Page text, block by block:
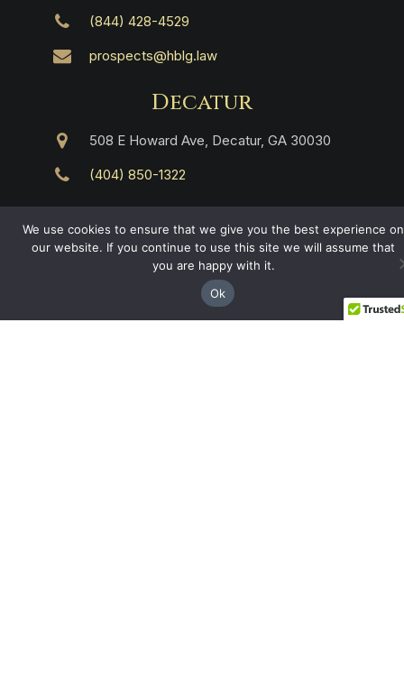
(844) 428-4529
prospects@hblg.law
Decatur
508 E Howard Ave, Decatur, GA 30030
(404) 850-1322
Navegación
Resultados
We use cookies to ensure that we give you the best experience on
our website. If you continue to use this site we will assume that
you are happy with it.
Ok